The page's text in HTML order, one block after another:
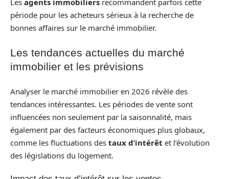
période pour les acheteurs sérieux à la recherche de
bonnes affaires sur le marché immobilier.
Les tendances actuelles du marché
immobilier et les prévisions
Analyser le marché immobilier en 2026 révèle des
tendances intéressantes. Les périodes de vente sont
influencées non seulement par la saisonnalité, mais
également par des facteurs économiques plus globaux,
comme les fluctuations des taux d’intérêt et l’évolution
des législations du logement.